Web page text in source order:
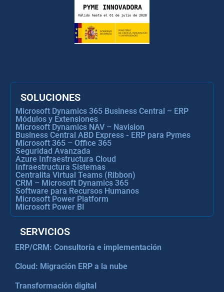
SOLUCIONES
Microsoft Dynamics 365 Business Central – ERP
Módulos y Extensiones
Microsoft Dynamics NAV – Navision
Business Central ABD Express - ERP para Pymes
Microsoft 365 – Office 365
Seguridad Avanzada
Azure Infraestructura Cloud
Infraestructura Sistemas
Centralita Virtual Teams (Ribbon)
CRM – Microsoft Dynamics 365
Software para Recursos Humanos
Microsoft Power Platform
Microsoft Power BI
SERVICIOS
ERP/CRM: Consultoría e implementación
Cloud: Migración ERP a la nube
Transformación digital